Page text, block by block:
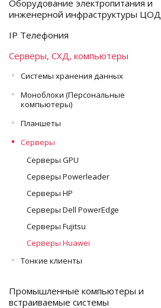
Оборудование электропитания и
инженерной инфраструктуры ЦОД
IP Телефония
Серверы, СХД, компьютеры
Системы хранения данных
Моноблоки (Персональные
компьютеры)
Планшеты
Серверы
Серверы GPU
Серверы Powerleader
Серверы HP
Серверы Dell PowerEdge
Серверы Fujitsu
Серверы Huawei
Тонкие клиенты
Промышленные компьютеры и
встраиваемые системы